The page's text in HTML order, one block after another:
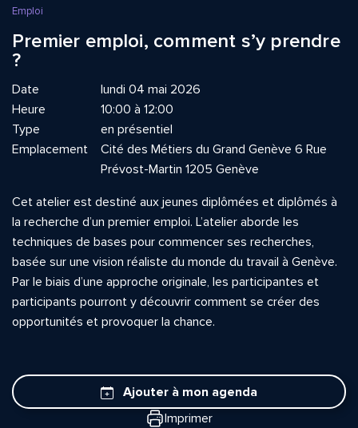
Emploi
Premier emploi, comment s’y prendre
?
Date
lundi 04 mai 2026
Heure
10:00 à 12:00
Type
en présentiel
Emplacement
Cité des Métiers du Grand Genève 6 Rue
Prévost-Martin 1205 Genève
Cet atelier est destiné aux jeunes diplômées et diplômés à
la recherche d’un premier emploi. L’atelier aborde les
techniques de bases pour commencer ses recherches,
basée sur une vision réaliste du monde du travail à Genève.
Par le biais d’une approche originale, les participantes et
participants pourront y découvrir comment se créer des
opportunités et provoquer la chance.
Ajouter à mon agenda
Imprimer